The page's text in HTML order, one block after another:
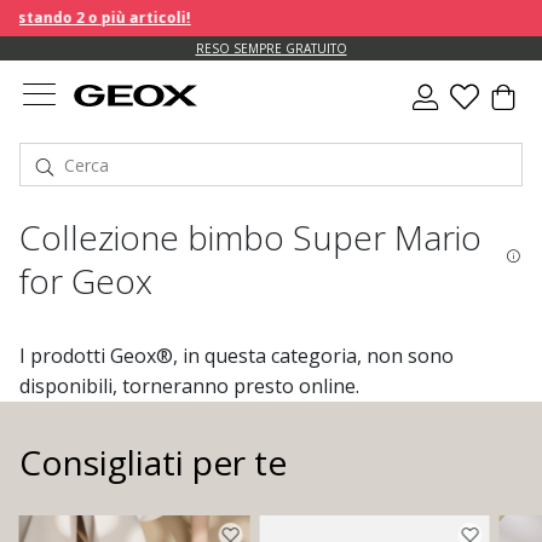
più articoli!
RESO SEMPRE GRATUITO
Collezione bimbo Super Mario
for Geox
I prodotti Geox®, in questa categoria, non sono
disponibili, torneranno presto online.
Consigliati per te